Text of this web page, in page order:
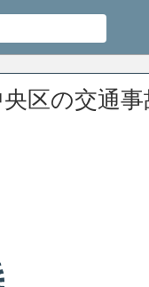
区の交通事